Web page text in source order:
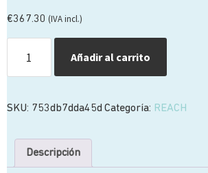
€367.30 (IVA incl.)
Añadir al carrito
SKU: 753db7dda45d Categoría: REACH
Descripción